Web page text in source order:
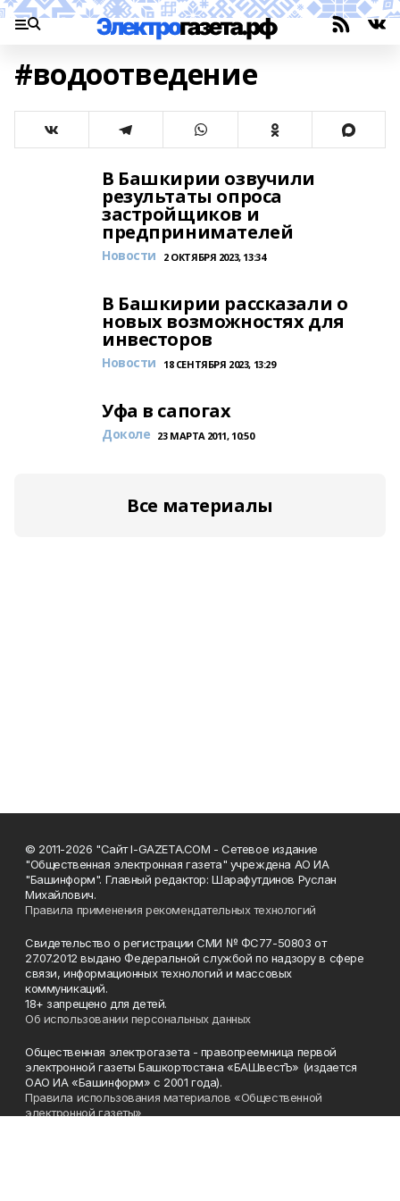
#водоотведение
В Башкирии озвучили
результаты опроса
застройщиков и
предпринимателей
Новости 2 ОКТЯБРЯ 2023, 13:34
В Башкирии рассказали о
новых возможностях для
инвесторов
Новости 18 СЕНТЯБРЯ 2023, 13:29
Уфа в сапогах
Доколе 23 МАРТА 2011, 10:50
Все материалы
© 2011-2026 "Сайт I-GAZETA.COM - Сетевое издание
"Общественная электронная газета" учреждена АО ИА
"Башинформ". Главный редактор: Шарафутдинов Руслан
Михайлович.
Правила применения рекомендательных технологий
Свидетельство о регистрации СМИ № ФС77-50803 от
27.07.2012 выдано Федеральной службой по надзору в сфере
связи, информационных технологий и массовых
коммуникаций.
18+ запрещено для детей.
Об использовании персональных данных
Общественная электрогазета - правопреемница первой
электронной газеты Башкортостана «БАШвестЪ» (издается
ОАО ИА «Башинформ» с 2001 года).
Правила использования материалов «Общественной
электронной газеты»